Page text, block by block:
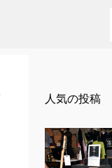
人気の投稿